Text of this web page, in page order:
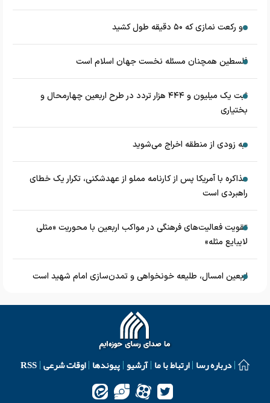
دو رکعت نمازی که ۵۰ دقیقه طول کشید
فلسطین همچنان مسئله نخست جهان اسلام است
ثبت یک میلیون و ۴۴۴ هزار تردد در طرح اربعین چهارمحال و
بختیاری
به زودی از منطقه اخراج می‌شوید
مذاکره با آمریکا پس از کارنامه مملو از عهدشکنی، تکرار یک خطای
راهبردی است
تقویت فعالیت‌های فرهنگی در مواکب اربعین با محوریت «مثلی
لایبایع مثله»
اربعین امسال، طلیعه خونخواهی و تمدن‌سازی امام شهید است
درباره رسا ارتباط با ما آرشیو پیوندها اوقات شرعی RSS